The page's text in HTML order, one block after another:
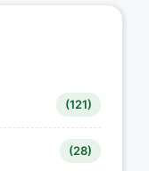
(121)
(28)